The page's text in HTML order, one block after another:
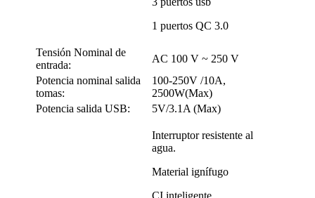
1 puertos QC 3.0
Tensión Nominal de
entrada:
AC 100 V ~ 250 V
Potencia nominal salida
tomas:
100-250V /10A,
2500W(Max)
Potencia salida USB:
5V/3.1A (Max)
Interruptor resistente al
agua.
Material ignífugo